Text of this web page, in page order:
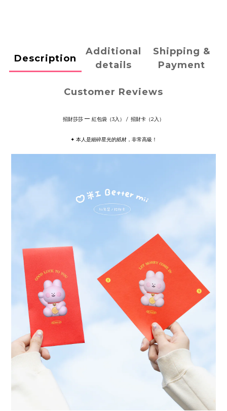
Description
Additional
details
Shipping &
Payment
Customer Reviews
招財莎莎 ─ 紅包袋（3入） / 招財卡 （2入）
✦ 本人是細碎星光的紙材，非常高級！